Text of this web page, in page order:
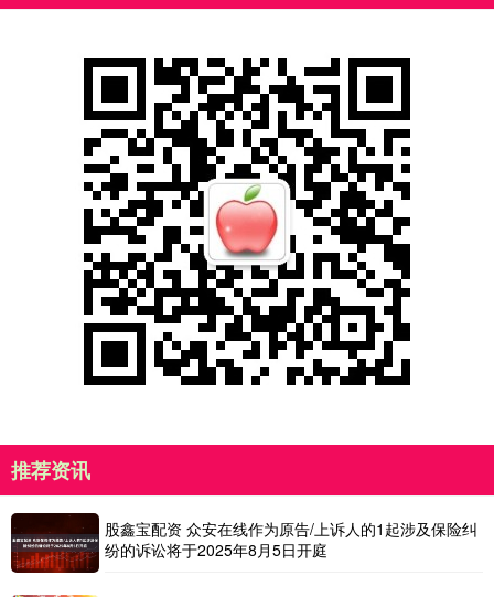
推荐资讯
股鑫宝配资 众安在线作为原告/上诉人的1起涉及保险纠
纷的诉讼将于2025年8月5日开庭